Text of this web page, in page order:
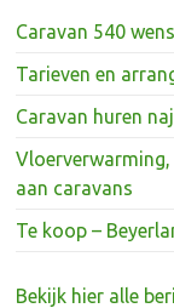
Caravan 540
Tarieven en
Caravan huren
aan caravans
Te koop –
Bekijk hier alle